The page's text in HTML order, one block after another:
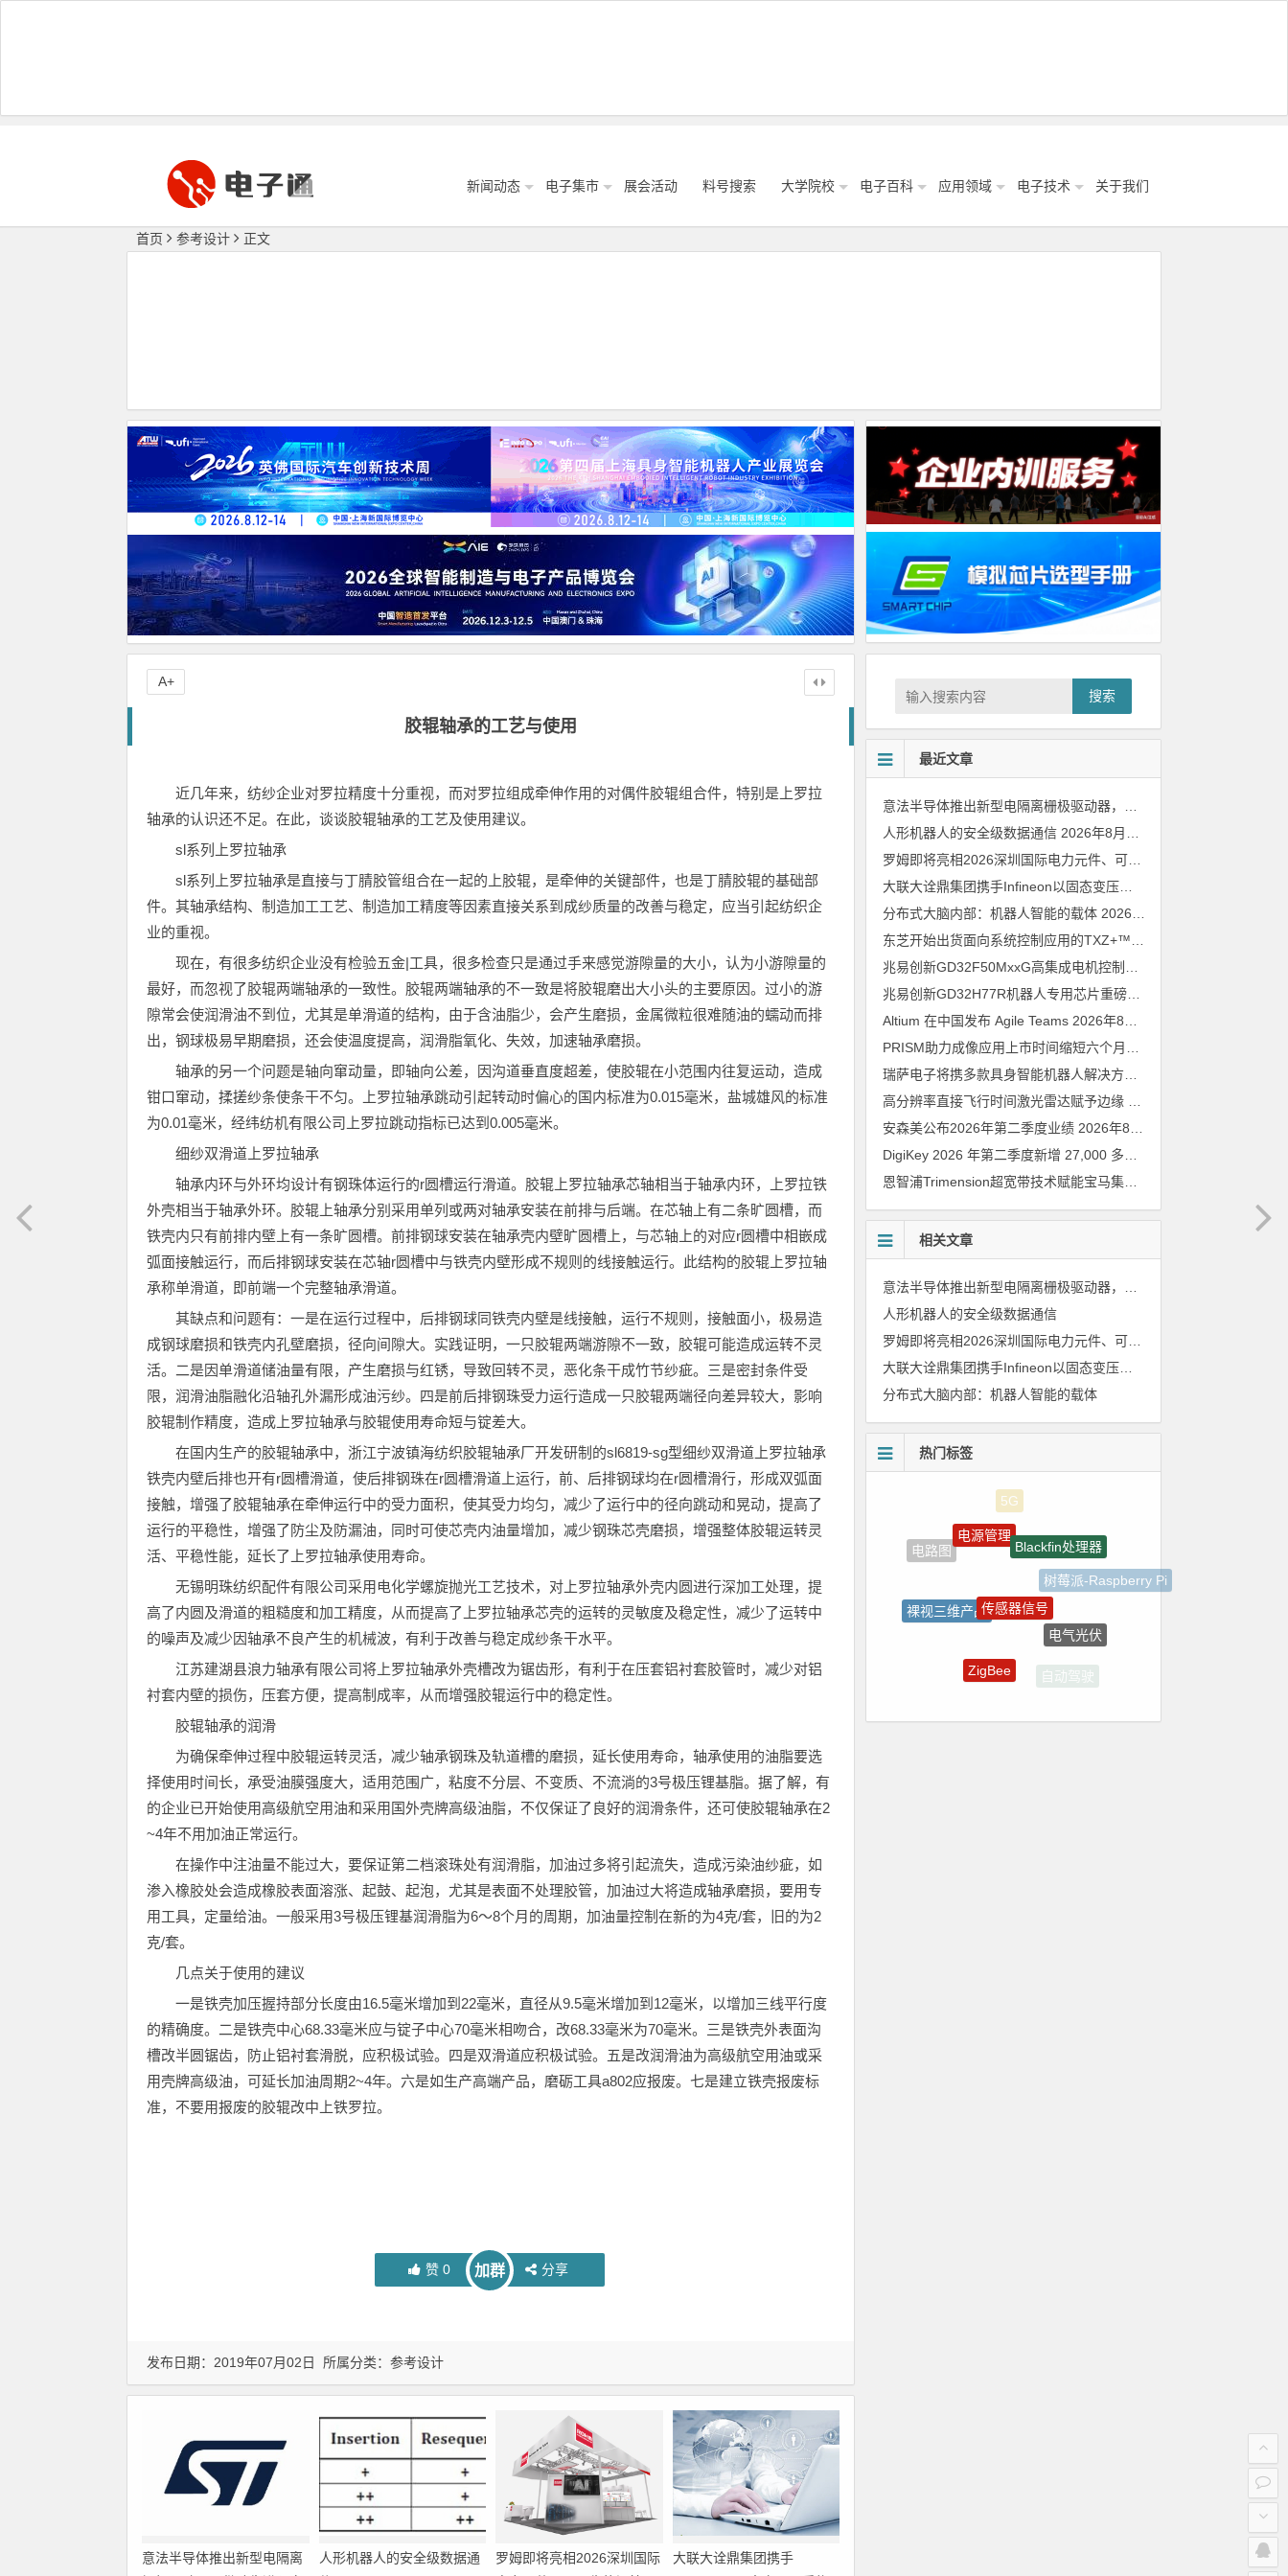
新闻动态 电子集市 展会活动 料号搜索 大学院校 电子百科 应用领域 电子技术 关于我们
首页 参考设计 正文
胶辊轴承的工艺与使用
近几年来，纺纱企业对罗拉精度十分重视，而对罗拉组成牵伸作用的对偶件胶辊组合件，特别是上罗拉
轴承的认识还不足。在此，谈谈胶辊轴承的工艺及使用建议。
sl系列上罗拉轴承
sl系列上罗拉轴承是直接与丁腈胶管组合在一起的上胶辊，是牵伸的关键部件，也是丁腈胶辊的基础部
件。其轴承结构、制造加工工艺、制造加工精度等因素直接关系到成纱质量的改善与稳定，应当引起纺织企
业的重视。
现在，有很多纺织企业没有检验五金|工具，很多检查只是通过手来感觉游隙量的大小，认为小游隙量的
最好，而忽视了胶辊两端轴承的一致性。胶辊两端轴承的不一致是将胶辊磨出大小头的主要原因。过小的游
隙常会使润滑油不到位，尤其是单滑道的结构，由于含油脂少，会产生磨损，金属微粒很难随油的蠕动而排
出，钢球极易早期磨损，还会使温度提高，润滑脂氧化、失效，加速轴承磨损。
轴承的另一个问题是轴向窜动量，即轴向公差，因沟道垂直度超差，使胶辊在小范围内往复运动，造成
钳口窜动，揉搓纱条使条干不匀。上罗拉轴承跳动引起转动时偏心的国内标准为0.015毫米，盐城雄风的标准
为0.01毫米，经纬纺机有限公司上罗拉跳动指标已达到0.005毫米。
细纱双滑道上罗拉轴承
轴承内环与外环均设计有钢珠体运行的r圆槽运行滑道。胶辊上罗拉轴承芯轴相当于轴承内环，上罗拉铁
外壳相当于轴承外环。胶辊上轴承分别采用单列或两对轴承安装在前排与后端。在芯轴上有二条旷圆槽，而
铁壳内只有前排内壁上有一条旷圆槽。前排钢球安装在轴承壳内壁旷圆槽上，与芯轴上的对应r圆槽中相嵌成
弧面接触运行，而后排钢球安装在芯轴r圆槽中与铁壳内壁形成不规则的线接触运行。此结构的胶辊上罗拉轴
承称单滑道，即前端一个完整轴承滑道。
其缺点和问题有：一是在运行过程中，后排钢球同铁壳内壁是线接触，运行不规则，接触面小，极易造
成钢球磨损和铁壳内孔壁磨损，径向间隙大。实践证明，一只胶辊两端游隙不一致，胶辊可能造成运转不灵
活。二是因单滑道储油量有限，产生磨损与红锈，导致回转不灵，恶化条干成竹节纱疵。三是密封条件受
限，润滑油脂融化沿轴孔外漏形成油污纱。四是前后排钢珠受力运行造成一只胶辊两端径向差异较大，影响
胶辊制作精度，造成上罗拉轴承与胶辊使用寿命短与锭差大。
在国内生产的胶辊轴承中，浙江宁波镇海纺织胶辊轴承厂开发研制的sl6819-sg型细纱双滑道上罗拉轴承
铁壳内壁后排也开有r圆槽滑道，使后排钢珠在r圆槽滑道上运行，前、后排钢球均在r圆槽滑行，形成双弧面
接触，增强了胶辊轴承在牵伸运行中的受力面积，使其受力均匀，减少了运行中的径向跳动和晃动，提高了
运行的平稳性，增强了防尘及防漏油，同时可使芯壳内油量增加，减少钢珠芯壳磨损，增强整体胶辊运转灵
活、平稳性能，延长了上罗拉轴承使用寿命。
无锡明珠纺织配件有限公司采用电化学螺旋抛光工艺技术，对上罗拉轴承外壳内圆进行深加工处理，提
高了内圆及滑道的粗糙度和加工精度，从而提高了上罗拉轴承芯壳的运转的灵敏度及稳定性，减少了运转中
的噪声及减少因轴承不良产生的机械波，有利于改善与稳定成纱条干水平。
江苏建湖县浪力轴承有限公司将上罗拉轴承外壳槽改为锯齿形，有利于在压套铝衬套胶管时，减少对铝
衬套内壁的损伤，压套方便，提高制成率，从而增强胶辊运行中的稳定性。
胶辊轴承的润滑
为确保牵伸过程中胶辊运转灵活，减少轴承钢珠及轨道槽的磨损，延长使用寿命，轴承使用的油脂要选
择使用时间长，承受油膜强度大，适用范围广，粘度不分层、不变质、不流淌的3号极压锂基脂。据了解，有
的企业已开始使用高级航空用油和采用国外壳牌高级油脂，不仅保证了良好的润滑条件，还可使胶辊轴承在2
~4年不用加油正常运行。
在操作中注油量不能过大，要保证第二档滚珠处有润滑脂，加油过多将引起流失，造成污染油纱疵，如
渗入橡胶处会造成橡胶表面溶涨、起鼓、起泡，尤其是表面不处理胶管，加油过大将造成轴承磨损，要用专
用工具，定量给油。一般采用3号极压锂基润滑脂为6～8个月的周期，加油量控制在新的为4克/套，旧的为2
克/套。
几点关于使用的建议
一是铁壳加压握持部分长度由16.5毫米增加到22毫米，直径从9.5毫米增加到12毫米，以增加三线平行度
的精确度。二是铁壳中心68.33毫米应与锭子中心70毫米相吻合，改68.33毫米为70毫米。三是铁壳外表面沟
槽改半圆锯齿，防止铝衬套滑脱，应积极试验。四是双滑道应积极试验。五是改润滑油为高级航空用油或采
用壳牌高级油，可延长加油周期2~4年。六是如生产高端产品，磨砺工具a802应报废。七是建立铁壳报废标
准，不要用报废的胶辊改中上铁罗拉。
赞0 加群 分享
A+
发布日期：2019年07月02日 所属分类： 参考设计
意法半导体推出新型电隔离
人形机器人的安全级数据通
罗姆即将亮相2026深圳国际
大联大诠鼎集团携手
搜索
最近文章
人形机器人的安全级数据通信 2026年8月8日
罗姆即将亮相2026深圳国际电力元件、可再生能源管理展览会暨研讨会
大联大诠鼎集团携手Infineon以固态变压器重构配电效率新标杆
分布式大脑内部：机器人智能的载体 2026年8月6日
兆易创新GD32H77R机器人专用芯片重磅亮相，精准赋能伺服驱动与关节控制
Altium 在中国发布 Agile Teams 2026年8月6日
安森美公布2026年第二季度业绩 2026年8月6日
恩智浦Trimension超宽带技术赋能宝马集团Digital Key Plus及生命体存在检测功能
相关文章
人形机器人的安全级数据通信
罗姆即将亮相2026深圳国际电力元件、可再生能源管理展览会暨研讨会
大联大诠鼎集团携手Infineon以固态变压器重构配电效率新标杆
分布式大脑内部：机器人智能的载体
热门标签
电路图
电源管理
Blackfin处理器
树莓派-Raspberry Pi
传感器信号
自动驾驶